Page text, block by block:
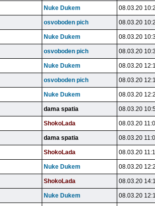
Nuke Dukem 08.03.20
osvoboden pich 08.03.20
Nuke Dukem 08.03.20
osvoboden pich 08.03.20
Nuke Dukem 08.03.20
osvoboden pich 08.03.20
Nuke Dukem 08.03.20
dama spatia 08.03.20
ShokoLada 08.03.20
dama spatia 08.03.20
ShokoLada 08.03.20
Nuke Dukem 08.03.20
ShokoLada 08.03.20
Nuke Dukem 08.03.20